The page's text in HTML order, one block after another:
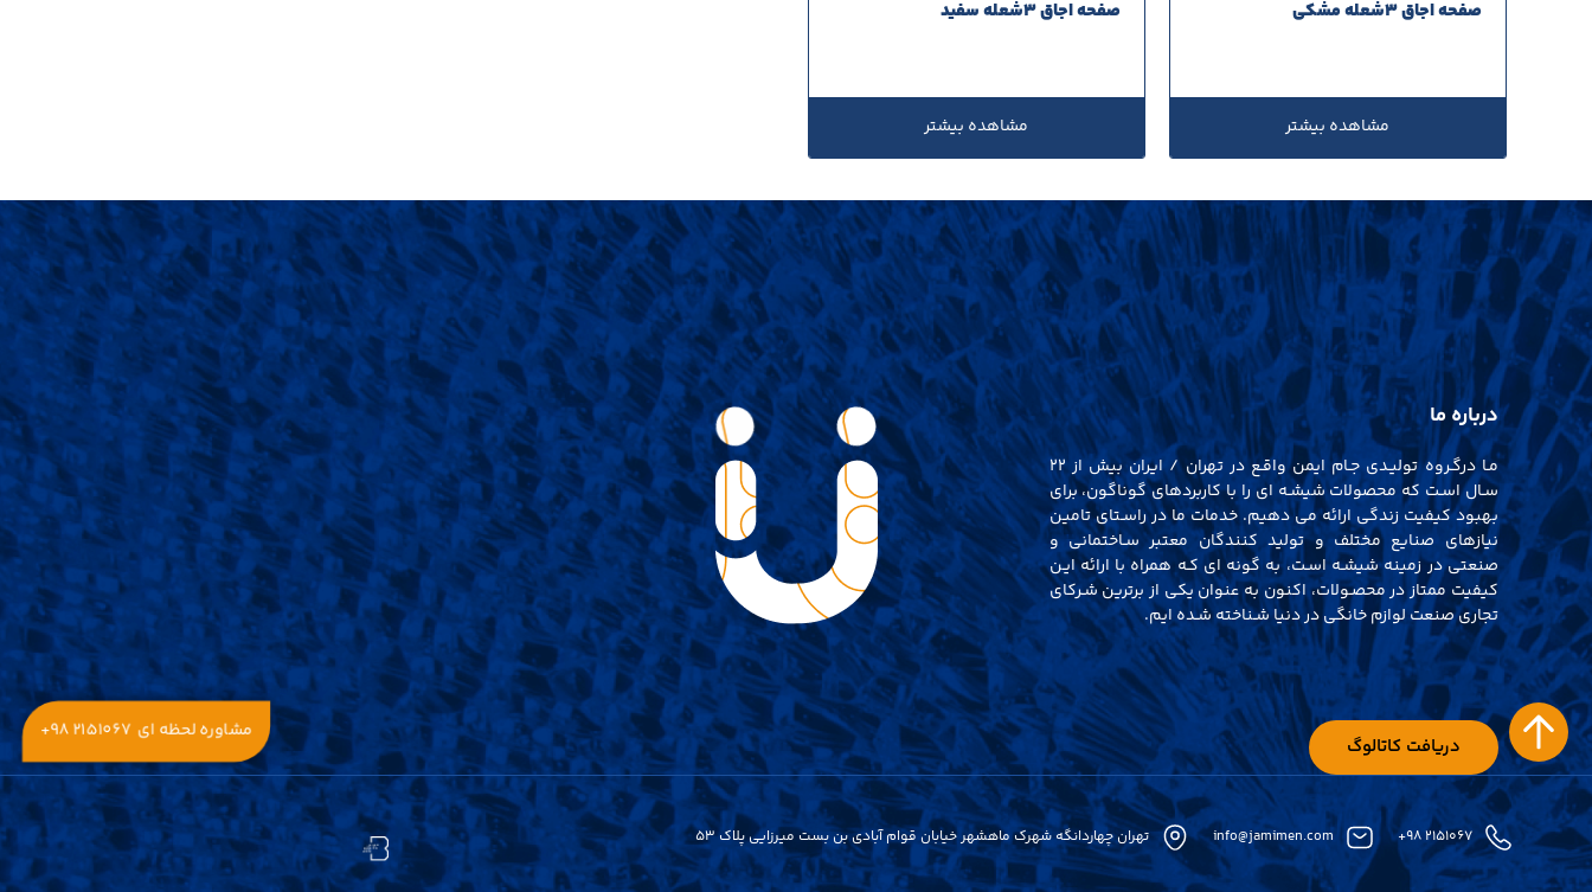
صفحه اجاق 3شعله مشکی
مشاهده بیشتر
صفحه اجاق 3شعله سفید
مشاهده بیشتر
درباره ما
مـا درگـروه تولیـدی جـام ایمن واقـع در تهران / ایران بیش از 22
سـال اسـت که محصولات شیشـه ای را با کاربردهای گوناگون، برای
بهبود کیفیت زندگی ارائه می دهیم. خدمات ما در راسـتای تامین
نیازهای صنایع مختلف و تولید کنندگان معتبر سـاختمانی و
صنعتی در زمینه شیشـه اسـت، به گونه ای کـه همراه با ارائه ایـن
کیفیت ممتاز در محصـولات، اکنون به عنوان یکی از برترین شـرکای
تجاری صنعت لوازم خانگی در دنیا شـناخته شـده ایم.
دریافت کاتالوگ
+۹۸ ۲۱۵۱۰۶۷ info@jamimen.com تهران چهاردانگه شهرک ماهشهر خیابان قوام آبادی بن بست میرزایی پلاک ۵۳
مشاوره لحظه ای +۹۸ ۲۱۵۱۰۶۷